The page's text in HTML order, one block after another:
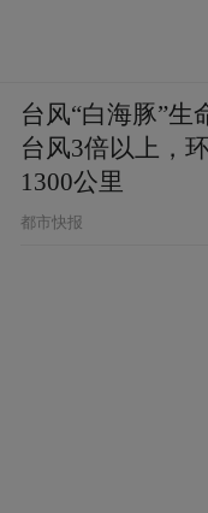
台风“白海豚”生
台风3倍以上，
1300公里
都市快报